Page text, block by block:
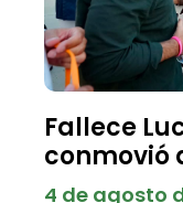
Fallece
conmovió
4 de agosto